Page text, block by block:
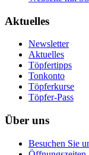
Aktuelles
Newsletter
Aktuelles
Töpfertipps
Tonkonto
Töpferkurse
Töpfer-Pass
Über uns
Besuchen Sie